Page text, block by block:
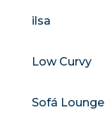
ilsa
Low Curvy
Sofá Lounge